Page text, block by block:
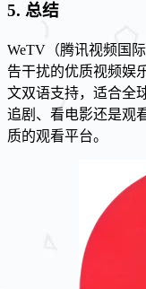
5. 总结
WeTV（腾讯视频国
告干扰的优质视频娱
文双语支持，适合全
追剧、看电影还是观
质的观看平台。